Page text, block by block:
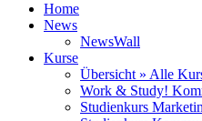
Home
News
NewsWall
Kurse
Übersicht » Alle
Work & Study!
Studienkurs